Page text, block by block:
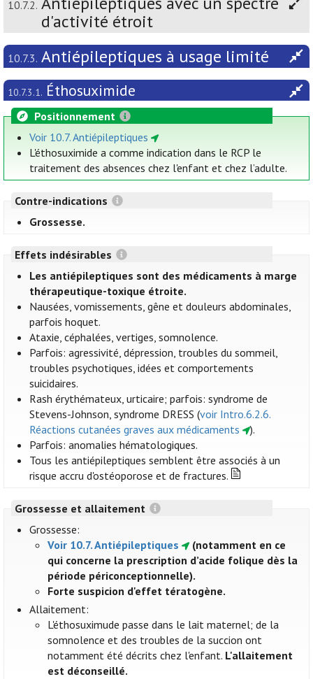
10.7.2.
d'activité étroit
10.7.3. Antiépileptiques à usage limité
10.7.3.1. Éthosuximide
Positionnement
Voir 10.7. Antiépileptiques
L'éthosuximide a comme indication dans le RCP le
traitement des absences chez l'enfant et chez l’adulte.
Contre-indications
Grossesse.
Effets indésirables
Les antiépileptiques sont des médicaments à marge
thérapeutique-toxique étroite.
Nausées, vomissements, gêne et douleurs abdominales,
parfois hoquet.
Ataxie, céphalées, vertiges, somnolence.
Parfois: agressivité, dépression, troubles du sommeil,
troubles psychotiques, idées et comportements
suicidaires.
Rash érythémateux, urticaire; parfois: syndrome de
Stevens-Johnson, syndrome DRESS (voir Intro.6.2.6.
Réactions cutanées graves aux médicaments
).
Parfois: anomalies hématologiques.
Tous les antiépileptiques semblent être associés à un
risque accru d'ostéoporose et de fractures.
Grossesse et allaitement
Grossesse:
Voir 10.7. Antiépileptiques
(notamment en ce
qui concerne la prescription d’acide folique dès la
période périconceptionnelle).
Forte suspicion d'effet tératogène.
Allaitement:
L'éthosuximude passe dans le lait maternel; de la
somnolence et des troubles de la succion ont
notamment été décrits chez l'enfant. L'allaitement
est déconseillé.